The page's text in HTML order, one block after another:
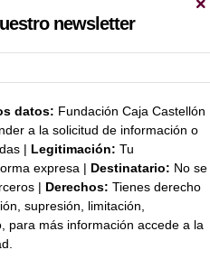
2017 Fundació Caixa Castelló
newsletter
datos: Fundación Caja Castellón
a la solicitud de información o
| Legitimación: Tu
expresa | Destinatario: No se
| Derechos: Tienes derecho
supresión, limitación,
para más información accede a la